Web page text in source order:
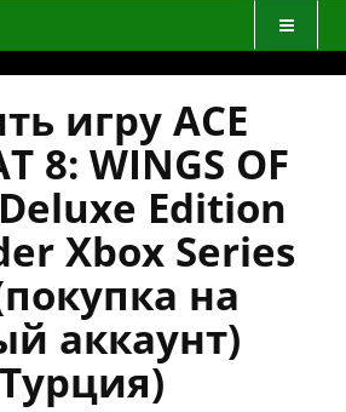
игру ACE
8: WINGS OF
Deluxe Edition
Xbox Series
на
аккаунт)